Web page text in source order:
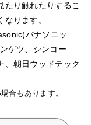
たり触れたりするこ
ります。
パナソニッ
ゲツ、シンコー
、朝日ウッドテック
合もあります。